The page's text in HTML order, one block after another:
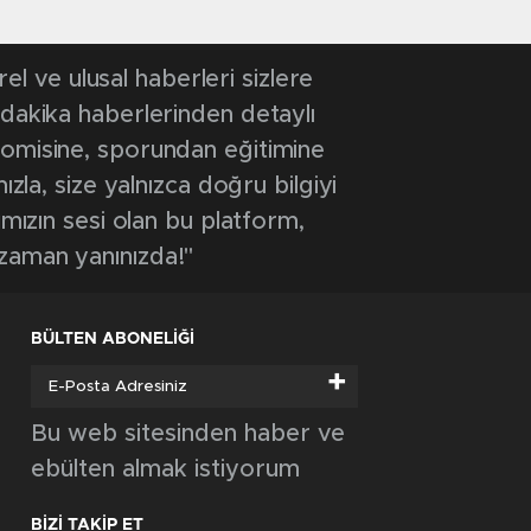
ve ulusal haberleri sizlere
haberlerinden detaylı
sporundan eğitimine
size yalnızca doğru bilgiyi
sesi olan bu platform,
yanınızda!"
BÜLTEN ABONELİĞİ
+
Bu web sitesinden haber ve
ebülten almak istiyorum
BİZİ TAKİP ET